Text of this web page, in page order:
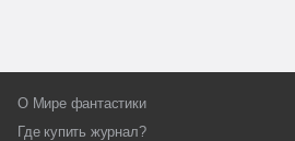
О Мире фантастики
Где купить журнал?